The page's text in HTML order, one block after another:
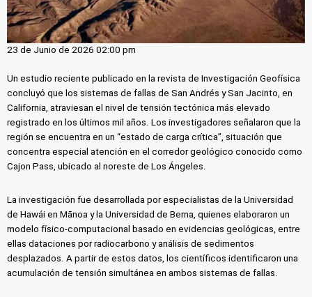
23 de Junio de 2026 02:00 pm
Un estudio reciente publicado en la revista de Investigación Geofísica
concluyó que los sistemas de fallas de San Andrés y San Jacinto, en
California, atraviesan el nivel de tensión tectónica más elevado
registrado en los últimos mil años. Los investigadores señalaron que la
región se encuentra en un “estado de carga crítica”, situación que
concentra especial atención en el corredor geológico conocido como
Cajon Pass, ubicado al noreste de Los Ángeles.
La investigación fue desarrollada por especialistas de la Universidad
de Hawái en Mānoa y la Universidad de Berna, quienes elaboraron un
modelo físico-computacional basado en evidencias geológicas, entre
ellas dataciones por radiocarbono y análisis de sedimentos
desplazados. A partir de estos datos, los científicos identificaron una
acumulación de tensión simultánea en ambos sistemas de fallas.